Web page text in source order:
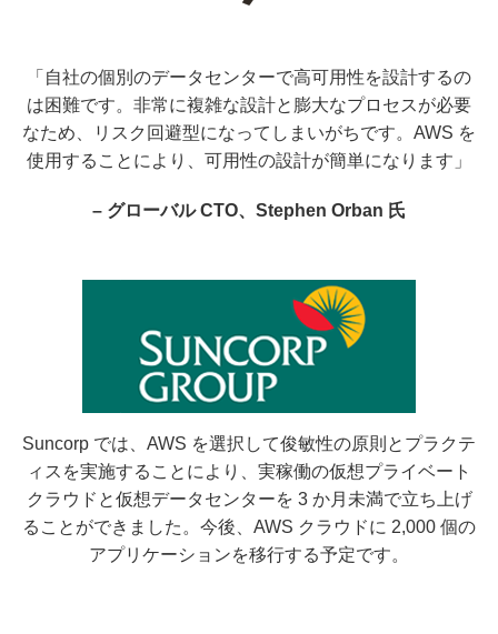
「自社の個別のデータセンターで高可用性を設計するの
は困難です。非常に複雑な設計と膨大なプロセスが必要
なため、リスク回避型になってしまいがちです。AWS を
使用することにより、可用性の設計が簡単になります」
– グローバル CTO、Stephen Orban 氏
Suncorp では、AWS を選択して俊敏性の原則とプラクテ
ィスを実施することにより、実稼働の仮想プライベート
クラウドと仮想データセンターを 3 か月未満で立ち上げ
ることができました。今後、AWS クラウドに 2,000 個の
アプリケーションを移行する予定です。